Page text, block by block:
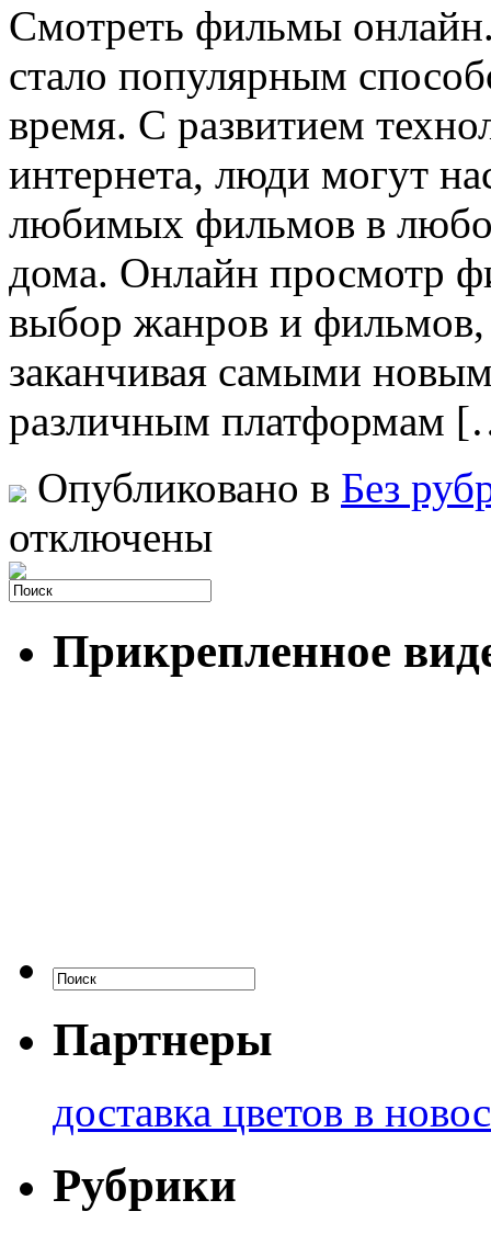
Смoтрeть фильмы
стало популярным
время. С развитием
интернета, люди могут
любимых фильмов в
дома. Онлайн просмотр
выбор жанров и фильмов,
заканчивая самыми
различным платформам
Опубликовано в Без
отключены
Прикрепленное
Партнеры
доставка цветов в
Рубрики